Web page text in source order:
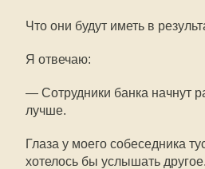
Что они будут иметь в
Я отвечаю:
— Сотрудники банка начнут
лучше.
Глаза у моего собеседника
хотелось бы услышать другое.